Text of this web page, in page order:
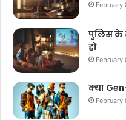
पुलिस के
हो
क्या